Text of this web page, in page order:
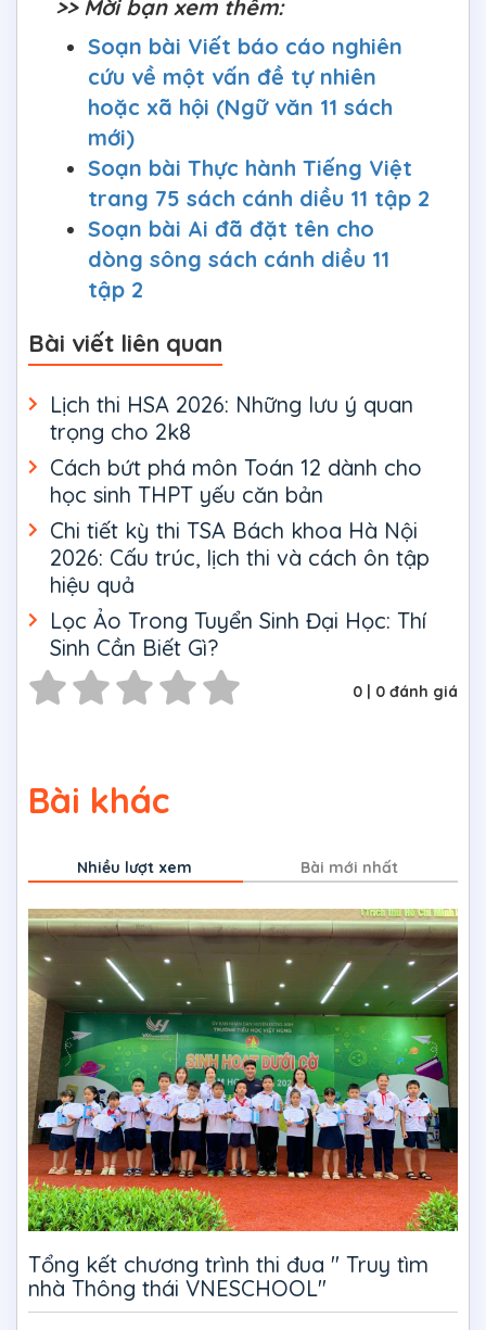
>> Mời bạn xem thêm:
Soạn bài Viết báo cáo nghiên
cứu về một vấn đề tự nhiên
hoặc xã hội (Ngữ văn 11 sách
mới)
Soạn bài Thực hành Tiếng Việt
trang 75 sách cánh diều 11 tập 2
Soạn bài Ai đã đặt tên cho
dòng sông sách cánh diều 11
tập 2
Bài viết liên quan
Lịch thi HSA 2026: Những lưu ý quan
trọng cho 2k8
Cách bứt phá môn Toán 12 dành cho
học sinh THPT yếu căn bản
Chi tiết kỳ thi TSA Bách khoa Hà Nội
2026: Cấu trúc, lịch thi và cách ôn tập
hiệu quả
Lọc Ảo Trong Tuyển Sinh Đại Học: Thí
Sinh Cần Biết Gì?
0 | 0 đánh giá
Bài khác
Nhiều lượt xem Bài mới nhất
Tổng kết chương trình thi đua " Truy tìm
nhà Thông thái VNESCHOOL"